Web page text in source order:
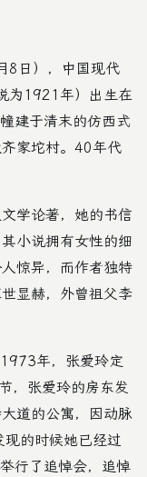
8日），中国现代
为1921年）出生在
建于清末的仿西式
家坨村。40年代
学论著，她的书信
小说拥有女性的细
惊异，而作者独特
显赫，外曾祖父李
年，张爱玲定
，张爱玲的房东发
道的公寓，因动脉
的时候她已经过
行了追悼会，追悼